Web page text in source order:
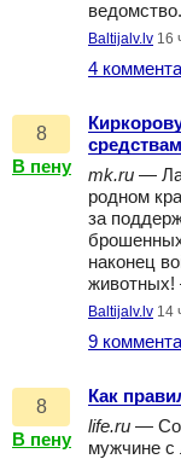
Baltijalv.lv 16
4
8
В пену
средствам
mk.ru —
родном
за
наконец
Baltijalv.lv 14
9
8
В пену
Как
life.ru —
мужчине с